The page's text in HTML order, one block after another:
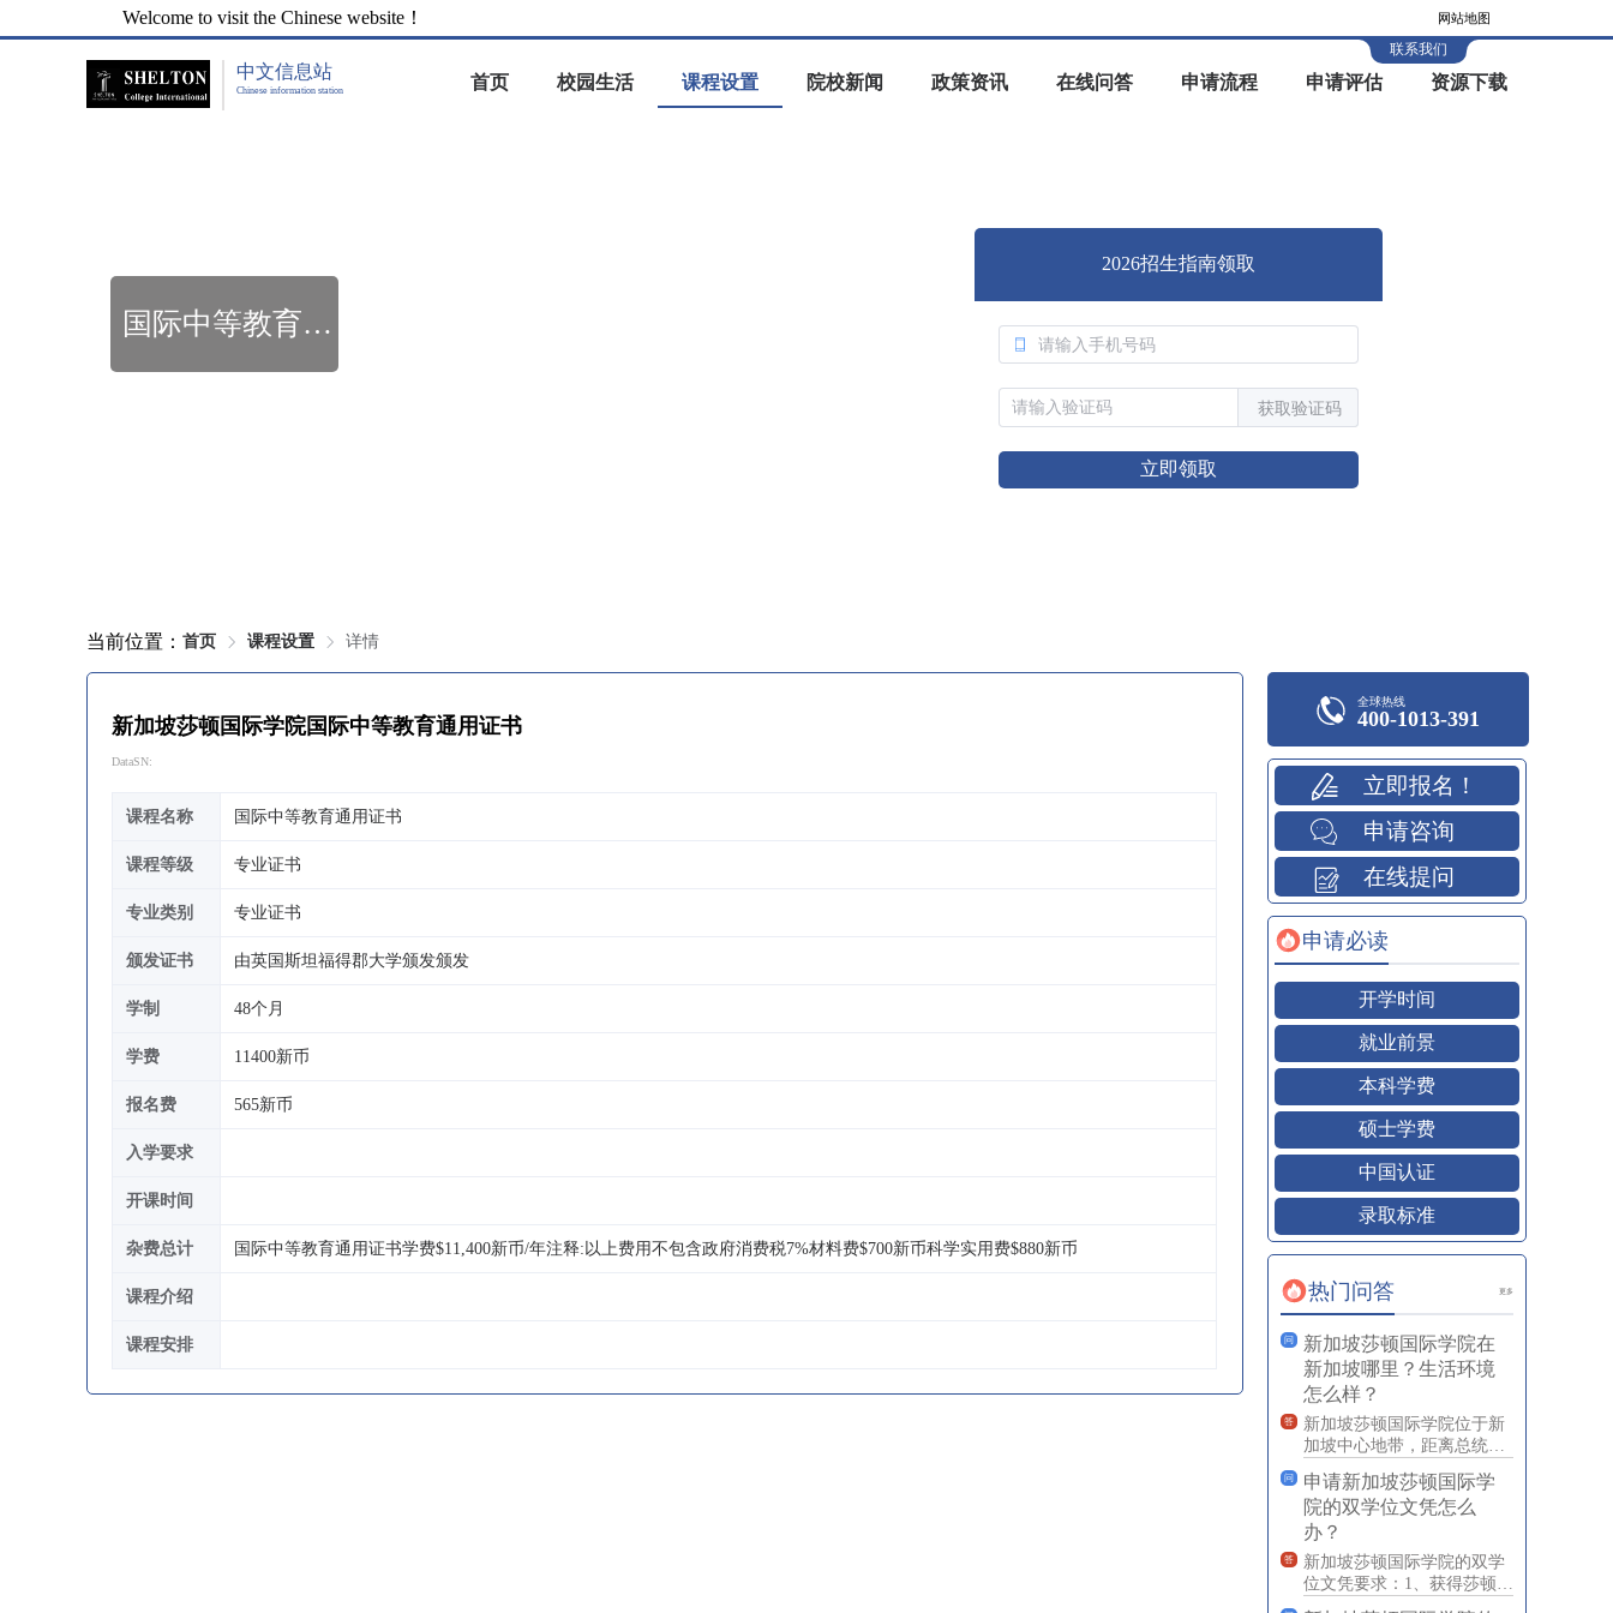
Welcome to visit the Chinese website！ 网站地图
中文信息站
Chinese information station 首页 校园生活 课程设置 院校新闻 政策资讯 在线问答 申请流程 申请评估 资源下载
联系我们
国际中等教育通用证书
2026招生指南领取
获取验证码
立即领取
当前位置： 首页 课程设置 详情
新加坡莎顿国际学院国际中等教育通用证书
DataSN:
课程名称 国际中等教育通用证书
课程等级 专业证书
专业类别 专业证书
颁发证书 由英国斯坦福得郡大学颁发颁发
学制 48个月
学费 11400新币
报名费 565新币
入学要求
开课时间
杂费总计 国际中等教育通用证书学费$11,400新币/年注释:以上费用不包含政府消费税7%材料费$700新币科学实用费$880新币
课程介绍
课程安排
全球热线
400-1013-391
立即报名！
申请咨询
在线提问
申请必读
开学时间
就业前景
本科学费
硕士学费
中国认证
录取标准
热门问答
问
新加坡莎顿国际学院在
新加坡哪里？生活环境
怎么样？
答
新加坡莎顿国际学院位于新
加坡中心地带，距离总统府
仅10分钟车程，坐落于风景
静雅、玉树葱葱的花柏山脚
下
问
申请新加坡莎顿国际学
院的双学位文凭怎么
办？
答
新加坡莎顿国际学院的双学
位文凭要求：1、获得莎顿国
际学院双证书或2、最少12年
更多